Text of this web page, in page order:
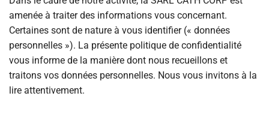
amenée à traiter des informations vous concernant.
Certaines sont de nature à vous identifier (« données
personnelles »). La présente politique de confidentialité
vous informe de la manière dont nous recueillons et
traitons vos données personnelles. Nous vous invitons à la
lire attentivement.